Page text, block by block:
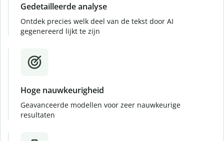
Gedetailleerde analyse
Ontdek precies welk deel van de tekst door AI
gegenereerd lijkt te zijn
Hoge nauwkeurigheid
Geavanceerde modellen voor zeer nauwkeurige
resultaten